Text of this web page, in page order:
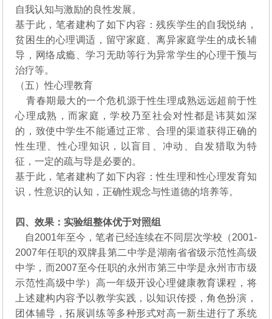
自我认知与激励的良性发展。
基于此，笔者建构了如下内容：残疾学生的自我悦纳，
贫困生的心理调适，留守家庭、离异家庭学生的成长辅
导，网络成瘾、学习无助等行为异常学生的心理干预与
治疗等。
（五）性心理教育
青春期最大的一个危机源于性生理成熟远远超前于性
心理成熟，而家庭，学校乃至社会对性都是讳莫如深
的，致使中学生不能通过正常、合理的渠道获得正确的
性生理、性心理知识，以盲目、冲动、自发猎取为特
征，一定的疏与导是必要的。
基于此，笔者建构了如下内容：性生理和性心理发育知
识，性意识的认知，正确性观念与性道德的培养等。
四、效果：实验组整体优于对照组
自2001年至今，笔者已经连续在不同层次学校（2001-
2007年任职的双牌县第二中学是湖南省省级示范性高级
中学，而2007至今任职的永州市第三中学是永州市市级
示范性高级中学）高一年级开设心理健康教育课程，将
上述建构内容予以教学实践，以知识传授，角色扮演，
团体辅导，拓展训练等多种形式对高一新生进行了系统